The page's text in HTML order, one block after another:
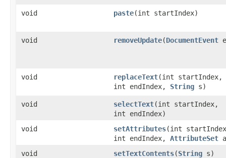
void paste(int startIndex)
void removeUpdate(DocumentEvent
void replaceText(int startIndex,
int endIndex, String s)
void selectText(int startIndex,
int endIndex)
void
setAttributes(int
int endIndex, AttributeSet
void
setTextContents(String s)